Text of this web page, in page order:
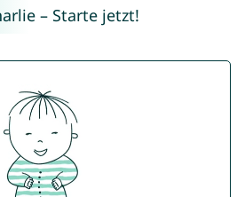
– Starte jetzt!